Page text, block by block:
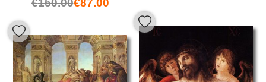
€150.00€87.00